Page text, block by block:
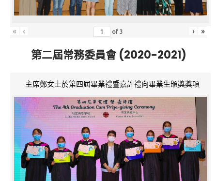
« ‹ of3 › »
第二屆常務委員會 (2020-2021)
主席鄭女士於第四屆畢業禮暨嘉許禮向畢業生頒獎獎項